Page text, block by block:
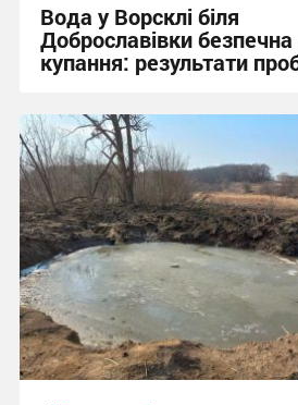
Вода у Ворсклі біля
Доброславівки
купання: результати
11:25, 27.07.2026